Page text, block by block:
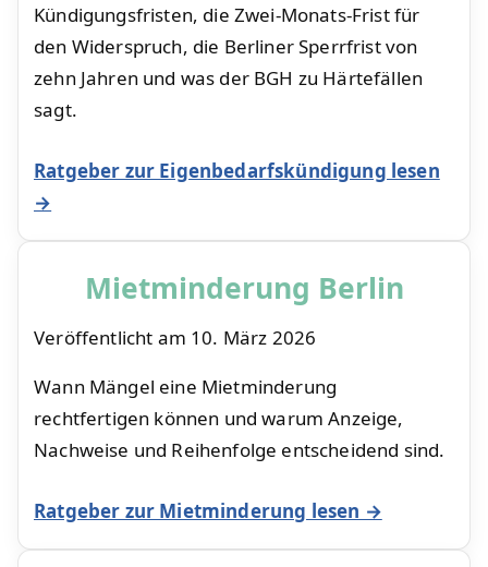
Kündigungsfristen, die Zwei-Monats-Frist für
den Widerspruch, die Berliner Sperrfrist von
zehn Jahren und was der BGH zu Härtefällen
sagt.
Ratgeber zur Eigenbedarfskündigung lesen
→
Mietminderung Berlin
Veröffentlicht am 10. März 2026
Wann Mängel eine Mietminderung
rechtfertigen können und warum Anzeige,
Nachweise und Reihenfolge entscheidend sind.
Ratgeber zur Mietminderung lesen →